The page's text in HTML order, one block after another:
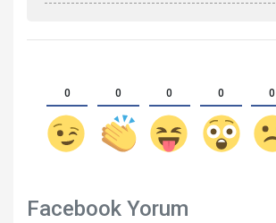
0 0 0 0 0
Facebook Yorum